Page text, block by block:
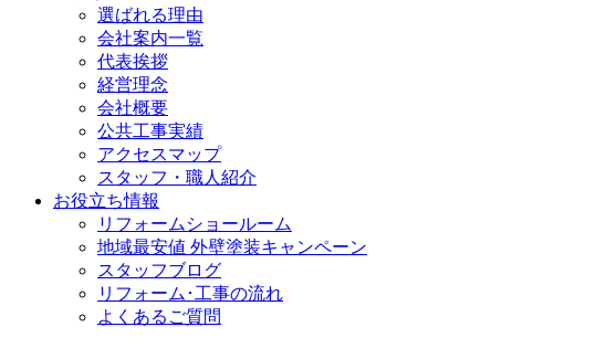
選ばれる理由
会社案内一覧
代表挨拶
経営理念
会社概要
公共工事実績
アクセスマップ
スタッフ・職人紹介
お役立ち情報
リフォームショールーム
地域最安値 外壁塗装キャンペーン
スタッフブログ
リフォーム･工事の流れ
よくあるご質問